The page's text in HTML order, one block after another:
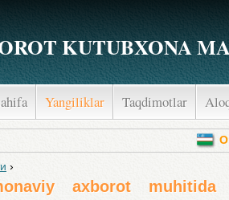
KUTUBXONA
Yangiliklar Taqdimotlar
here
›
axborot muhitida